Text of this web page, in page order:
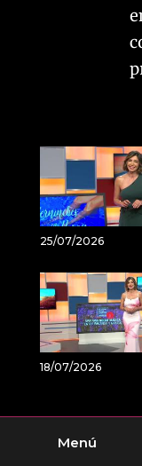
25/07/2026
18/07/2026
Menú